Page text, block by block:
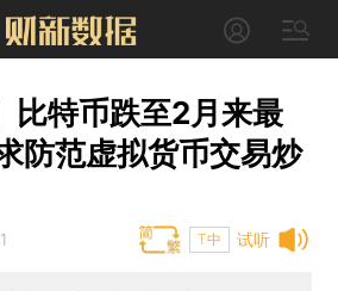
比特币跌至2月来最
防范虚拟货币交易炒
试听
T中